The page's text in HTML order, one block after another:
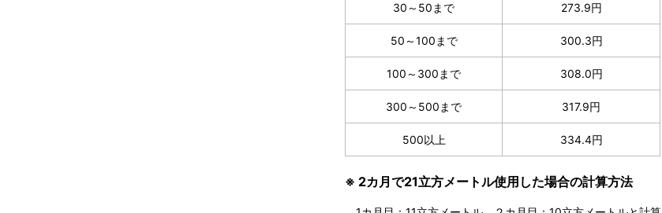
30～50まで 273.9円
50～100まで 300.3円
100～300まで 308.0円
300～500まで 317.9円
500以上 334.4円
※ 2カ月で21立方メートル使用した場合の計算方法